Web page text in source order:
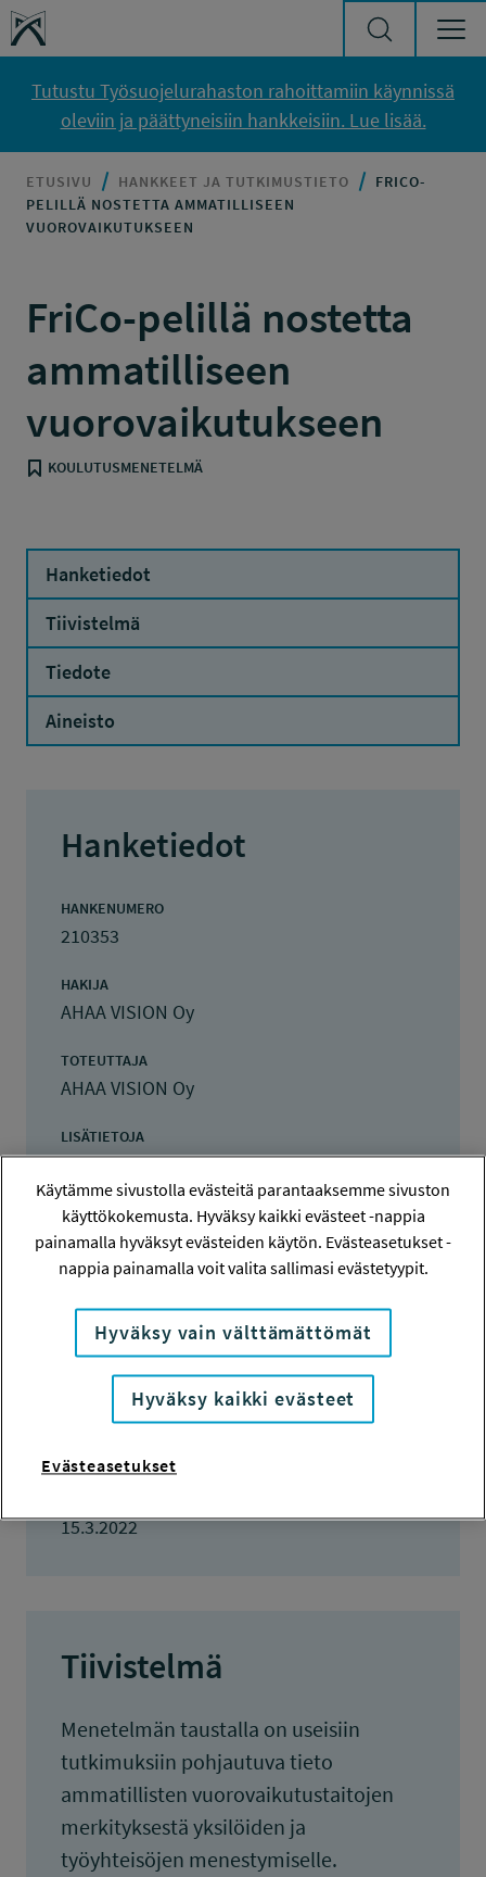
Siirry sisältöön
Työsuojelurahasto
Tutustu Työsuojelurahaston rahoittamiin käynnissä
oleviin ja päättyneisiin hankkeisiin. Lue lisää.
ETUSIVU HANKKEET JA TUTKIMUSTIETO
FRICO-
PELILLÄ NOSTETTA AMMATILLISEEN
VUOROVAIKUTUKSEEN
FriCo-pelillä nostetta
ammatilliseen
vuorovaikutukseen
KOULUTUSMENETELMÄ
Hanketiedot
Tiivistelmä
Tiedote
Aineisto
Hanketiedot
HANKENUMERO
210353
HAKIJA
AHAA VISION Oy
TOTEUTTAJA
AHAA VISION Oy
LISÄTIETOJA
Anne Lahtinen
anne.lahtinen@ahaavision.com
TOTEUTUSAIKA
15.10.2021 - 15.3.2022
TYÖSUOJELURAHASTON PÄÄTÖS
5.10.2021
11 000 euroa
KOKONAISKUSTANNUKSET
15.3.2022
Tiivistelmä
Menetelmän taustalla on useisiin
tutkimuksiin pohjautuva tieto
ammatillisten vuorovaikutustaitojen
merkityksestä yksilöiden ja
työyhteisöjen menestymiselle.
Käytämme sivustolla evästeitä parantaaksemme sivuston
käyttökokemusta. Hyväksy kaikki evästeet -nappia
painamalla hyväksyt evästeiden käytön. Evästeasetukset -
nappia painamalla voit valita sallimasi evästetyypit.
Hyväksy vain välttämättömät
Hyväksy kaikki evästeet
Evästeasetukset